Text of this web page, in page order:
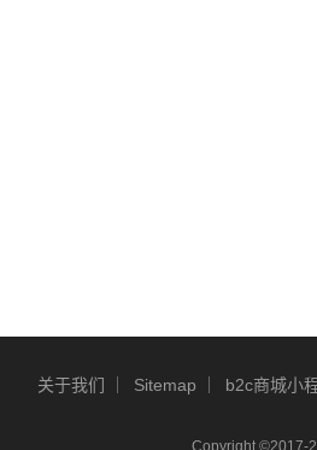
关于我们 Sitemap b2c商城小
Copyright ©2017-